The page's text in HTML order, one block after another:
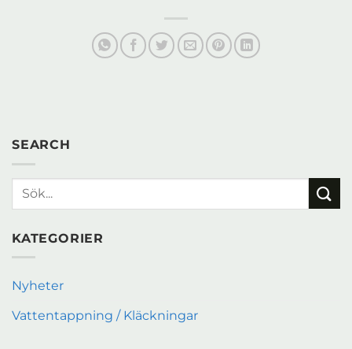
SEARCH
KATEGORIER
Nyheter
Vattentappning / Kläckningar